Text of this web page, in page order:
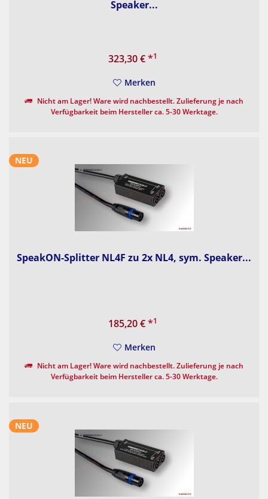
Speaker...
323,30 €*1
Merken
Nicht am Lager! Ware wird nachbestellt. Zulieferung je nach
Verfügbarkeit beim Hersteller ca. 5-30 Werktage.
NEU
SpeakON-Splitter NL4F zu 2x NL4, sym. Speaker...
185,20 €*1
Merken
Nicht am Lager! Ware wird nachbestellt. Zulieferung je nach
Verfügbarkeit beim Hersteller ca. 5-30 Werktage.
NEU